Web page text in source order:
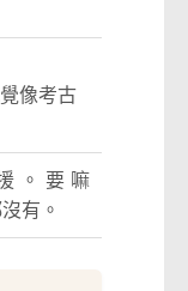
像考古
。要嘛
有。